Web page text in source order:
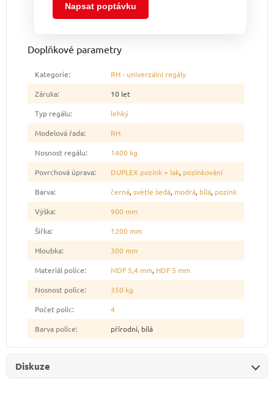
Napsat poptávku
Doplňkové parametry
Kategorie:
RH - univerzální regály
Záruka:
10 let
Typ regálu:
lehký
Modelová řada:
RH
Nosnost regálu:
1400 kg
Povrchová úprava: DUPLEX pozink + lak, pozinkování
Barva: černá, světle šedá, modrá, bílá, pozink
Výška:
900 mm
Šířka:
1200 mm
Hloubka:
300 mm
Materiál police: MDF 5,4 mm, HDF 5 mm
Nosnost police:
350 kg
Počet polic:
4
Barva police: přírodní, bílá
Diskuze